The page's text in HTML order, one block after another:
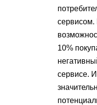
10%
сервисе.